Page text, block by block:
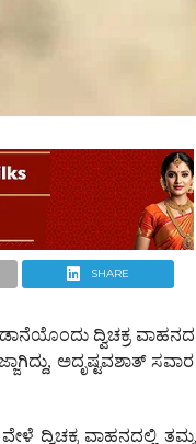
SHARE
ದ್ವಿಚಕ್ರ ವಾಹನದ
ಅದೃಷ್ಟವಶಾತ್ ಸವಾರ
ದ್ವಿಚಕ್ರ ವಾಹನದಲ್ಲಿ ತಮ್ಮ